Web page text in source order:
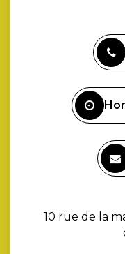
10 rue de la